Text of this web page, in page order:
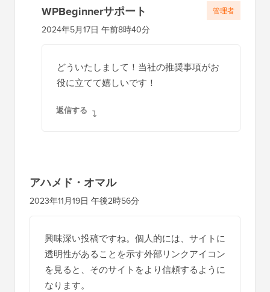
WPBeginnerサポート
2024年5月17日 午前8時40分
どういたしまして！当社の推奨事項がお
役に立てて嬉しいです！
返信する
管理者
アハメド・オマル
2023年11月19日 午後2時56分
興味深い投稿ですね。個人的には、サイトに
透明性があることを示す外部リンクアイコン
を見ると、そのサイトをより信頼するように
なります。